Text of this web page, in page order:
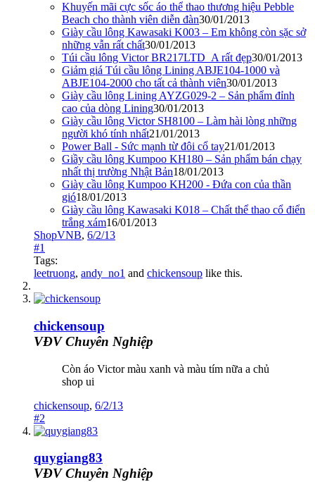
Khuyến mãi cực sốc áo thể thao thương hiệu Pebble
Beach cho thành viên diễn đàn30/01/2013
Giày cầu lông Kawasaki K003 – Em không còn sặc sở
những vẫn rất chất30/01/2013
Túi cầu lông Victor BR217LTD_A rất đẹp30/01/2013
Giảm giá Túi cầu lông Lining ABJE104-1000 và
ABJE104-2000 cho tất cả thành viên30/01/2013
Giày cầu lông Lining AYZG029-2 – Sản phẩm đỉnh
cao của dòng Lining30/01/2013
Giày cầu lông Victor SH8100 – Làm hài lòng những
người khó tính nhất21/01/2013
Power Ball - Sức mạnh từ đôi cổ tay21/01/2013
Giầy cầu lông Kumpoo KH180 – Sản phẩm bán chạy
nhất thị trường Nhật Bản18/01/2013
Giày cầu lông Kumpoo KH200 - Đứa con của thần
gió18/01/2013
Giày cầu lông Kawasaki K018 – Chất thể thao cổ điển
trắng xám16/01/2013
ShopVNB, 6/2/13
#1
Tags:
leetruong, andy_no1 and chickensoup like this.
chickensoup
VĐV Chuyên Nghiệp
Còn áo Victor màu xanh và màu tím nữa a chủ
shop ui
chickensoup, 6/2/13
#2
quygiang83
VĐV Chuyên Nghiệp